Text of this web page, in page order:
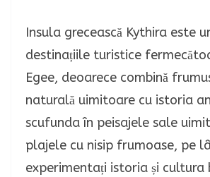
Insula grecească Kythira este
destinațiile turistice
Egee, deoarece combină
naturală uimitoare cu istoria
scufunda în peisajele sale
plajele cu nisip frumoase, pe
experimentați istoria și cultura